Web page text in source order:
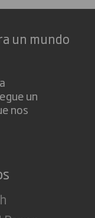
un mundo
un
nos